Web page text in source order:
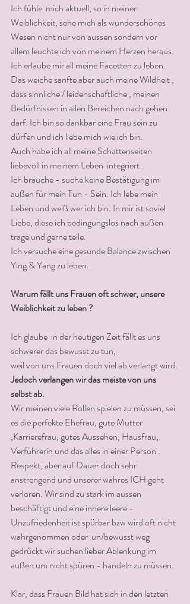
Ich fühle  mich aktuell, so in meiner
Weiblichkeit, sehe mich als wunderschönes
Wesen nicht nur von aussen sondern vor
allem leuchte ich von meinem Herzen heraus.
Ich erlaube mir all meine Facetten zu leben.
Das weiche sanfte aber auch meine Wildheit ,
dass sinnliche / leidenschaftliche , meinen
Bedürfnissen in allen Bereichen nach gehen
darf. Ich bin so dankbar eine Frau sein zu
dürfen und ich liebe mich wie ich bin.
Auch habe ich all meine Schattenseiten
liebevoll in meinem Leben  integriert .
Ich brauche - suche keine Bestätigung im
außen für mein Tun - Sein. Ich lebe mein
Leben und weiß wer ich bin. In mir ist soviel
Liebe, diese ich bedingungslos nach außen
trage und gerne teile.
Ich versuche eine gesunde Balance zwischen
Ying & Yang zu leben.
Warum fällt uns Frauen oft schwer, unsere
Weiblichkeit zu leben ?
Ich glaube  in der heutigen Zeit fällt es uns
schwerer das bewusst zu tun,
weil von uns Frauen doch viel ab verlangt wird.
Jedoch verlangen wir das meiste von uns
selbst ab.
Wir meinen viele Rollen spielen zu müssen, sei
es die perfekte Ehefrau, gute Mutter
,Karrierefrau, gutes Aussehen, Hausfrau,
Verführerin und das alles in einer Person .
Respekt, aber auf Dauer doch sehr
anstrengend und unserer wahres ICH geht
verloren. Wir sind zu stark im aussen
beschäftigt und eine innere leere -
Unzufriedenheit ist spürbar bzw wird oft nicht
wahrgenommen oder  un/bewusst weg
gedrückt wir suchen lieber Ablenkung im
außen um nicht spüren - handeln zu müssen.
Klar, dass Frauen Bild hat sich in den letzten